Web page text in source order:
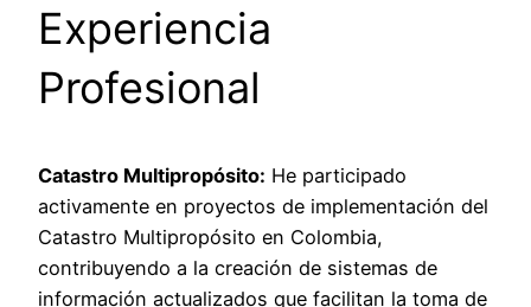
Experiencia
Profesional
Catastro Multipropósito: He participado
activamente en proyectos de implementación del
Catastro Multipropósito en Colombia,
contribuyendo a la creación de sistemas de
información actualizados que facilitan la toma de